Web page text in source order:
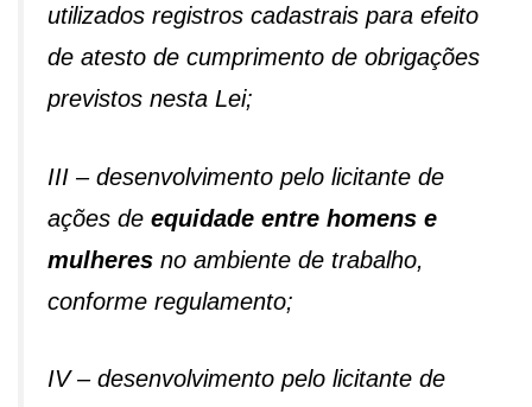
utilizados registros cadastrais para efeito
de atesto de cumprimento de obrigações
previstos nesta Lei;
III – desenvolvimento pelo licitante de
ações de equidade entre homens e
mulheres no ambiente de trabalho,
conforme regulamento;
IV – desenvolvimento pelo licitante de